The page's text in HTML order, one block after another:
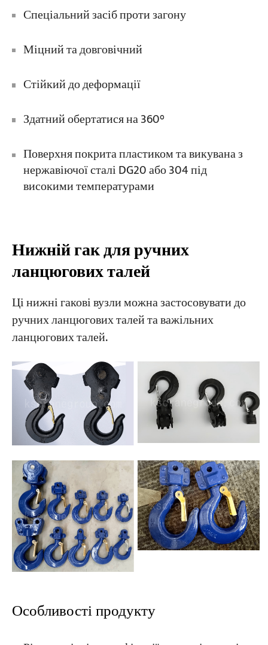
Спеціальний засіб проти загону
Міцний та довговічний
Стійкий до деформації
Здатний обертатися на 360°
Поверхня покрита пластиком та викувана з
нержавіючої сталі DG20 або 304 під
високими температурами
Нижній гак для ручних
ланцюгових талей
Ці нижні гакові вузли можна застосовувати до
ручних ланцюгових талей та важільних
ланцюгових талей.
Особливості продукту